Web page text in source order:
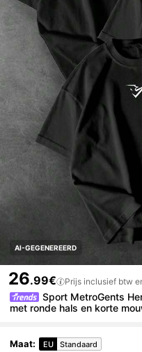
AI-GEGENEREERD
26.99€ Prijs inclusief btw
Sport MetroGents
met ronde hals en korte
Maat: EU Standaard